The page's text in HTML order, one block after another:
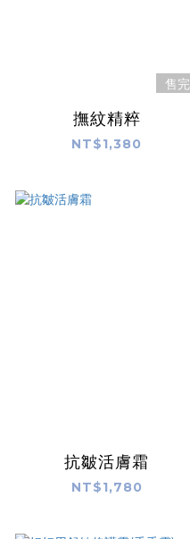
售完
撫紋精粹
NT$1,380
抗皺活膚霜
NT$1,780